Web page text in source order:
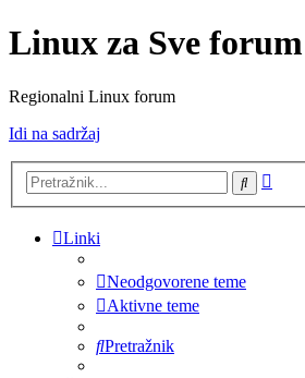
Linux za Sve forum
Regionalni Linux forum
Idi na sadržaj
Pretražnik
Linki
Neodgovorene teme
Aktivne teme
Pretražnik